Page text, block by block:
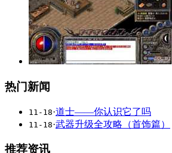
热门新闻
11-18·道士――你认识它了吗
11-18·武器升级全攻略（首饰篇）
推荐资讯